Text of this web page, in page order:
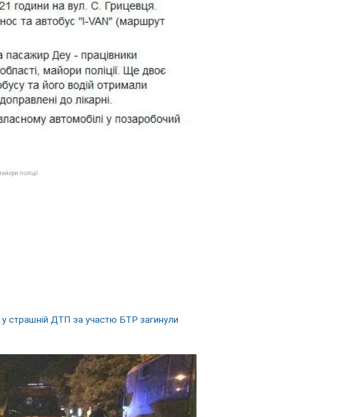
у страшній ДТП за участю БТР загинули